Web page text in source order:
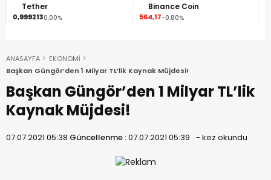
Tether
0,9992130.00%
Binance Coin
564,17-0.80%
ANASAYFA
EKONOMİ
Başkan Güngör’den 1 Milyar TL’lik Kaynak Müjdesi!
Başkan Güngör’den 1 Milyar TL’lik
Kaynak Müjdesi!
07.07.2021 05:38 Güncellenme :07.07.2021 05:39 - kez okundu